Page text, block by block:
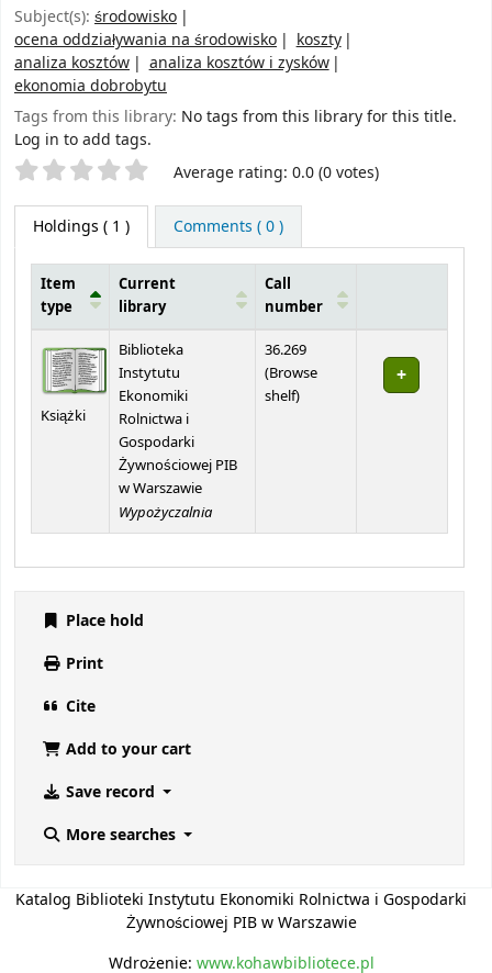
Subject(s): środowisko
ocena oddziaływania na środowisko
koszty
analiza kosztów
analiza kosztów i zysków
ekonomia dobrobytu
Tags from this library: No tags from this library for this title.
Log in to add tags.
Star ratings Average rating: 0.0 (0 votes)
Holdings ( 1 ) Comments ( 0 )
Item
type
Current
library
Call
number
Książki
Biblioteka
Instytutu
Ekonomiki
Rolnictwa i
Gospodarki
Żywnościowej PIB
w Warszawie
Wypożyczalnia
36.269
(Browse
shelf(Opens below)
)
Place hold
Print
Cite
Add to your cart
Save record
More searches
Katalog Biblioteki Instytutu Ekonomiki Rolnictwa i Gospodarki
Żywnościowej PIB w Warszawie
Wdrożenie: www.kohawbibliotece.pl